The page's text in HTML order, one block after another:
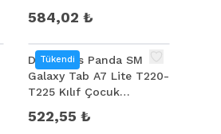
584,02 ₺
Tükendi
Dux Ducis Panda SM
Galaxy Tab A7 Lite T220-
T225 Kılıf Çocuk
Taşınabilir
522,55 ₺